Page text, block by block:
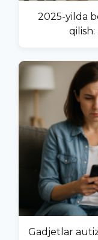
2025-yilda
Gadjetlar